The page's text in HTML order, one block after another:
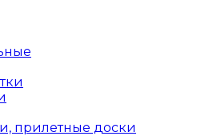
прилетные доски